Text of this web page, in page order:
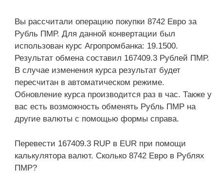
Вы рассчитали операцию покупки 8742 Евро за
Рубль ПМР. Для данной конвертации был
использован курс Агропромбанка: 19.1500.
Результат обмена составил 167409.3 Рублей ПМР.
В случае изменения курса результат будет
пересчитан в автоматическом режиме.
Обновление курса производится раз в час. Также у
вас есть возможность обменять Рубль ПМР на
другие валюты с помощью формы справа.
Перевести 167409.3 RUP в EUR при помощи
калькулятора валют. Сколько 8742 Евро в Рублях
ПМР?